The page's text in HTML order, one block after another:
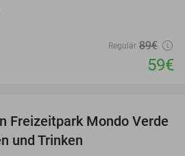
Regulär 89€
59€
25%
Freizeitpark Mondo Verde
und Trinken